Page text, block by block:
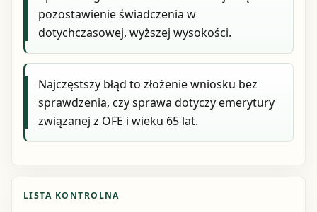
pozostawienie świadczenia w
dotychczasowej, wyższej wysokości.
Najczęstszy błąd to złożenie wniosku bez
sprawdzenia, czy sprawa dotyczy emerytury
związanej z OFE i wieku 65 lat.
LISTA KONTROLNA